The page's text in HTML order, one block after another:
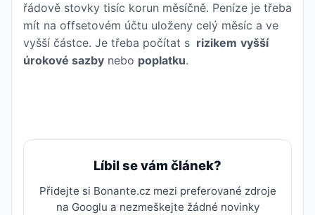
řádově stovky tisíc korun měsíčně. Peníze je třeba
mít na offsetovém účtu uloženy celý měsíc a ve
vyšší částce. Je třeba počítat s rizikem vyšší
úrokové sazby nebo poplatku.
Líbil se vám článek?
Přidejte si Bonante.cz mezi preferované zdroje
na Googlu a nezmeškejte žádné novinky